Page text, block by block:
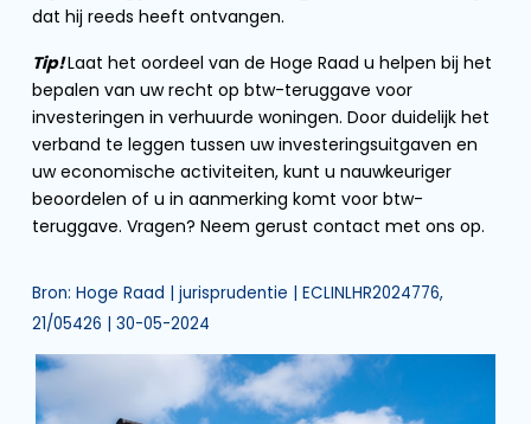
dat hij reeds heeft ontvangen.
Tip!Laat het oordeel van de Hoge Raad u helpen bij het
bepalen van uw recht op btw-teruggave voor
investeringen in verhuurde woningen. Door duidelijk het
verband te leggen tussen uw investeringsuitgaven en
uw economische activiteiten, kunt u nauwkeuriger
beoordelen of u in aanmerking komt voor btw-
teruggave. Vragen? Neem gerust contact met ons op.
Bron: Hoge Raad | jurisprudentie | ECLINLHR2024776,
21/05426 | 30-05-2024